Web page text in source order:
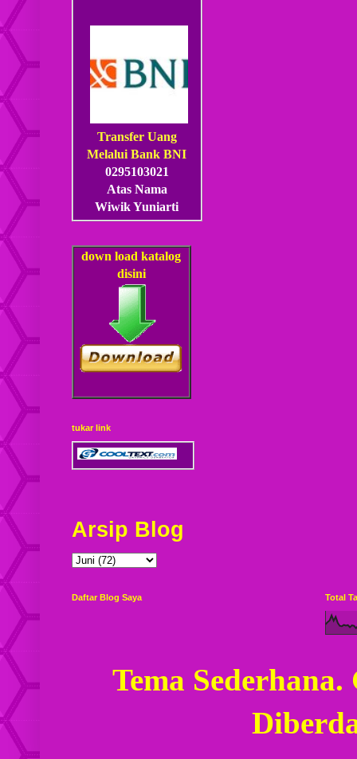
Transfer Uang
Melalui Bank BNI
0295103021
Atas Nama
Wiwik Yuniarti
down load katalog
disini
tukar link
Arsip Blog
Daftar Blog Saya Total
Tema